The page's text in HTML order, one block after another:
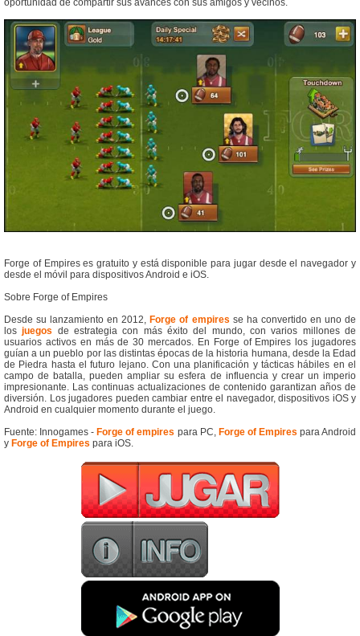
oportunidad de compartir sus avances con sus amigos y vecinos.
Forge of Empires es gratuito y está disponible para jugar desde el navegador y
desde el móvil para dispositivos Android e iOS.
Sobre Forge of Empires
Desde su lanzamiento en 2012, Forge of empires se ha convertido en uno de
losjuegos de estrategia con más éxito del mundo, con varios millones de
usuarios activos en más de 30 mercados. En Forge of Empires los jugadores
guían a un pueblo por las distintas épocas de la historia humana, desde la Edad
de Piedra hasta el futuro lejano. Con una planificación y tácticas hábiles en el
campo de batalla, pueden ampliar su esfera de influencia y crear un imperio
impresionante. Las continuas actualizaciones de contenido garantizan años de
diversión. Los jugadores pueden cambiar entre el navegador, dispositivos iOS y
Android en cualquier momento durante el juego.
Fuente: Innogames - Forge of empires para PC, Forge of Empires para Android
y Forge of Empires para iOS.